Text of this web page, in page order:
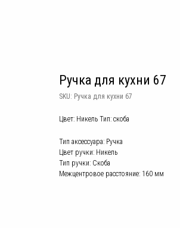
Ручка для кухни 67
SKU: Ручка для кухни 67
Цвет: Никель Тип: скоба
Тип аксессуара: Ручка
Цвет ручки: Никель
Тип ручки: Скоба
Межцентровое расстояние: 160 мм